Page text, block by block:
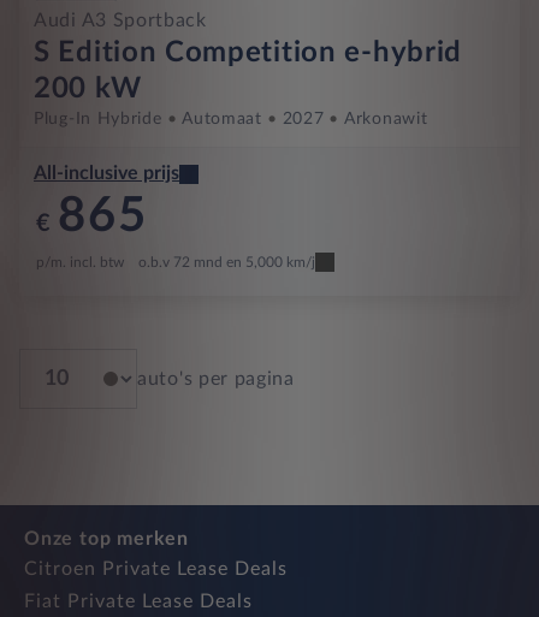
Audi A3 Sportback
S Edition Competition e-hybrid
200 kW
Plug-In Hybride Automaat 2027 Arkonawit
All-inclusive prijs
€ 865
p/m. incl. btw o.b.v 72 mnd en 5,000 km/j
auto's per pagina
Onze top merken
Citroen Private Lease Deals
Fiat Private Lease Deals